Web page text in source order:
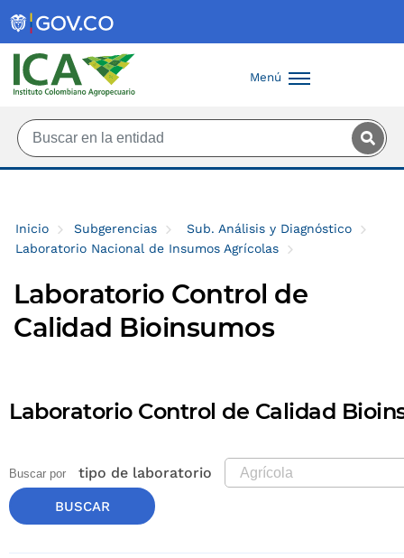
Menú
Inicio Subgerencias
Sub. Análisis y Diagnóstico
Laboratorio Nacional de Insumos Agrícolas
Laboratorio Control de
Calidad Bioinsumos
Laboratorio Control de Calidad
Buscar por tipo de laboratorio